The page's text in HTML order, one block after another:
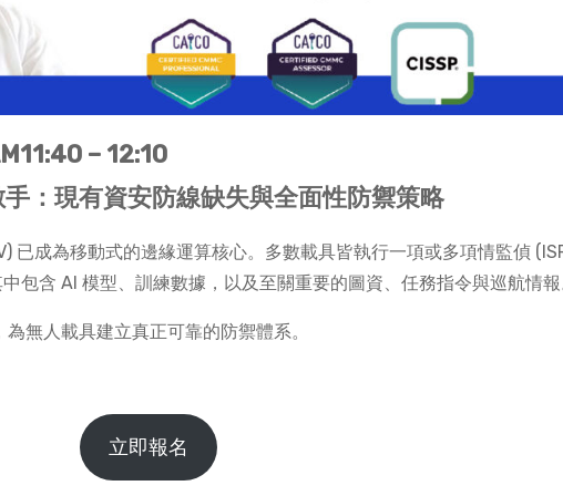
– 12:10
：現有資安防線缺失與全面性防禦策略
已成為移動式的邊緣運算核心。多數載具皆執行一項或多項情監偵
包含 AI 模型、訓練數據，以及至關重要的圖資、任務指令與巡航情報
無人載具建立真正可靠的防禦體系。
立即報名